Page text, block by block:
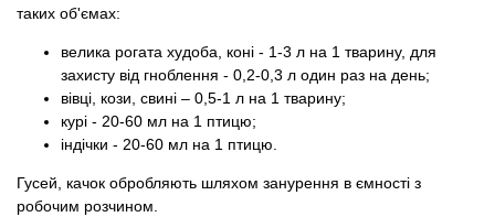
таких об'ємах:
велика рогата худоба, коні - 1-3 л на 1 тварину, для
захисту від гноблення - 0,2-0,3 л один раз на день;
вівці, кози, свині – 0,5-1 л на 1 тварину;
курі - 20-60 мл на 1 птицю;
індічки - 20-60 мл на 1 птицю.
Гусей, качок обробляють шляхом занурення в ємності з
робочим розчином.